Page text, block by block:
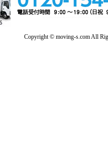
Copyright © moving-s.com All